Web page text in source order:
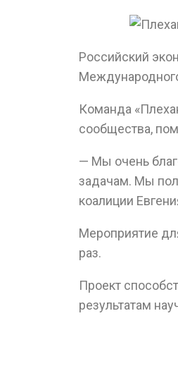
Российский
Команда
сообщества,
— Мы очень
задачам. Мы
коалиции
Мероприятие
раз.
Проект
результатам